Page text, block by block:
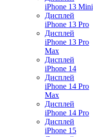
iPhone 13 Mini
Дисплей
iPhone 13 Pro
Дисплей
iPhone 13 Pro
Max
Дисплей
iPhone 14
Дисплей
iPhone 14 Pro
Max
Дисплей
iPhone 14 Pro
Дисплей
iPhone 15